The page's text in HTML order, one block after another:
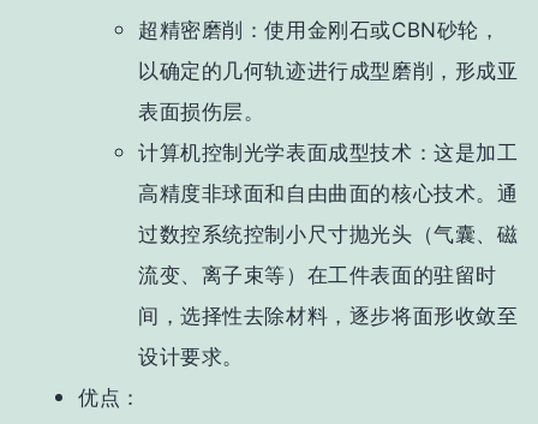
超精密磨削 ：使用金刚石或CBN砂轮，
以确定的几何轨迹进行成型磨削，形成亚
表面损伤层。
计算机控制光学表面成型技术 ：这是加工
高精度非球面和自由曲面的核心技术。通
过数控系统控制小尺寸抛光头（气囊、磁
流变、离子束等）在工件表面的驻留时
间，选择性去除材料，逐步将面形收敛至
设计要求。
优点 ：